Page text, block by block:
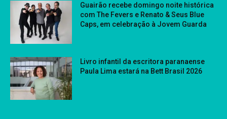
Guairão recebe domingo noite histórica
com The Fevers e Renato & Seus Blue
Caps, em celebração à Jovem Guarda
Livro infantil da escritora paranaense
Paula Lima estará na Bett Brasil 2026